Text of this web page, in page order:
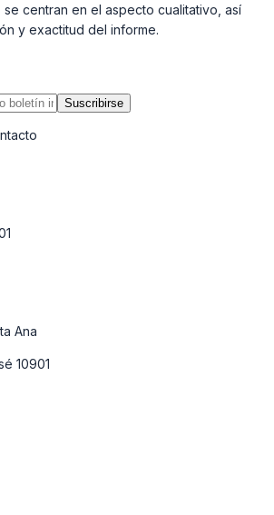
centran en el aspecto cualitativo, así
y exactitud del informe.
Suscribirse
Ana
10901